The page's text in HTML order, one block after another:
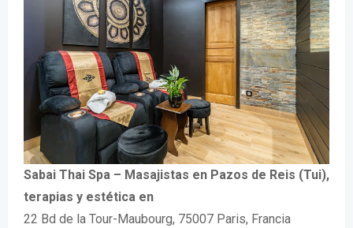
Sabai Thai Spa – Masajistas en Pazos de Reis (Tui),
terapias y estética en
22 Bd de la Tour-Maubourg, 75007 Paris, Francia